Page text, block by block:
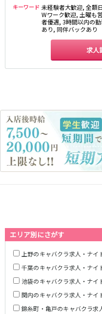
キーワード 未経験者大歓迎, 全額
Wワーク歓迎, 土曜も
者優遇, 3時間以内の
あり, 同伴バックあり
求人
エリア別にさがす
上野のキャバクラ求人・ナイ
千葉のキャバクラ求人・ナイ
池袋のキャバクラ求人・ナイ
関内のキャバクラ求人・ナイ
錦糸町・亀戸のキャバクラ求
守谷
西麻布
神奈川県
藤沢・鎌倉
横須賀
新横浜
たまプラーザ・向ヶ丘遊
川崎中部
川崎北部
大宮
川越
熊谷
浦和・北浦和
春日部
蕨
平井駅
両国駅
浅草橋駅
下総中山駅
新宿駅
吉祥寺駅
八王子駅
高円寺駅
阿佐ヶ谷駅
国立駅
西国分寺駅
四ツ谷駅
JR山手線
新橋駅